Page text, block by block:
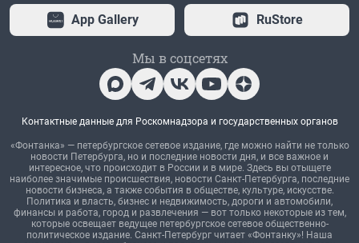
App Gallery RuStore
Мы в соцсетях
Контактные данные для Роскомнадзора и государственных органов
«Фонтанка» — петербургское сетевое издание, где можно найти не только
новости Петербурга, но и последние новости дня, и все важное и
интересное, что происходит в России и в мире. Здесь вы отыщете
наиболее значимые происшествия, новости Санкт-Петербурга, последние
новости бизнеса, а также события в обществе, культуре, искусстве.
Политика и власть, бизнес и недвижимость, дороги и автомобили,
финансы и работа, город и развлечения — вот только некоторые из тем,
которые освещает ведущее петербургское сетевое общественно-
политическое издание. Санкт-Петербург читает «Фонтанку»! Наша